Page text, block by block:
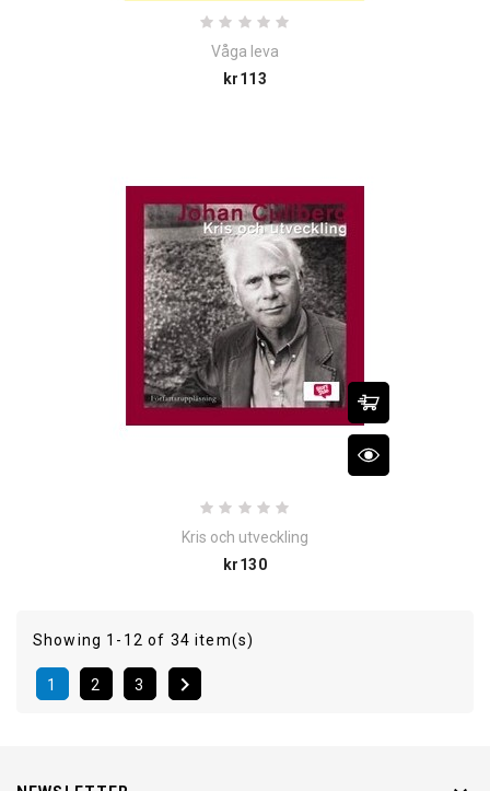
Våga leva
kr113
Kris och utveckling
kr130Price
Showing 1-12 of 34 item(s)
1 2 3 